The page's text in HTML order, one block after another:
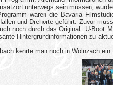
unterwegs sein müssen,
waren die Bavaria
und Drehorte geführt. Zuvor
noch durch das Original
U-Boot
Hintergrundinformationen zu
kehrte man noch in Wolnzach ein